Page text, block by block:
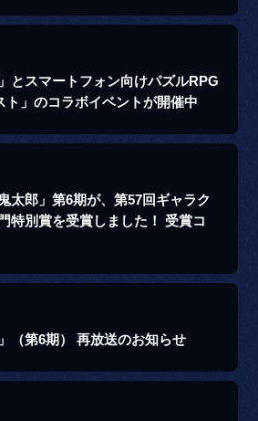
とスマートフォン向けパズルRPG
ト」のコラボイベントが開催中
太郎」第6期が、第57回ギャラク
別賞を受賞しました！ 受賞コ
（第6期） 再放送のお知らせ